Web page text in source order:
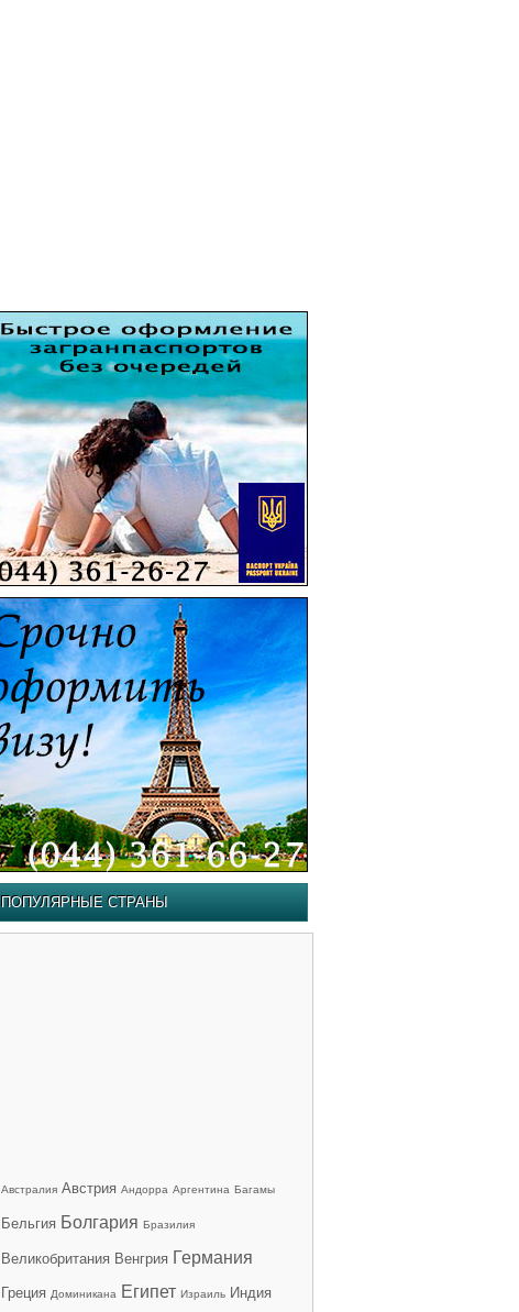
ПОПУЛЯРНЫЕ СТРАНЫ
Австралия Австрия Андорра Аргентина Багамы
Бельгия Болгария Бразилия
Великобритания Венгрия Германия
Греция Доминикана Египет Израиль Индия